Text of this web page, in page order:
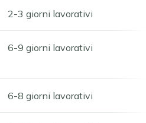
2-3 giorni lavorativi
6-9 giorni lavorativi
6-8 giorni lavorativi